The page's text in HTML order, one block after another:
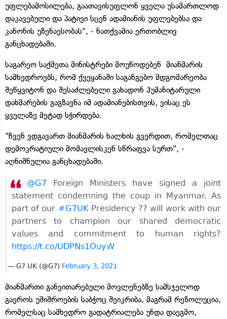
უფლებამოსილება, გაათავისუფლონ ყველა უსამართლოდ
დაკავებული და პატივი სცენ ადამიანის უფლებებსა და
კანონის უზენაესობას", - ნათქვამია ერთობლივ
განცხადებაში.
საგარეო საქმეთა მინისტრები მოუწოდებენ მიანმარის
სამხედროებს, რომ ქვეყანაში საგანგებო მდგომარეობა
შეწყვიტონ და შესაძლებელი გახადონ ჰუმანიტარული
დახმარების გაგზავნა იმ ადამიანებისთვის, ვისაც ეს
ყველაზე მეტად სჭირდება.
"ჩვენ ვდგავართ მიანმარის ხალხის გვერდით, რომელთაც
დემოკრატიული მომავლისკენ სწრაფვა სურთ", -
აღნიშნულია განცხადებაში.
@G7 Foreign Ministers have signed a joint
statement condemning the coup in Myanmar. As
part of our #G7UKPresidency ?? will work with our
partners to champion our shared democratic
values and commitment to human rights?
https://t.co/UDPNs1OuyW
— G7 UK (@G7) February 3, 2021
მიანმართი განვითარებული მოვლენებზე სამსჯელოდ
გაეროს უშიშროების საბჭოც შეიკრიბა, მაგრამ რეზოლუცია,
რომელსაც სამხედრო გადატრიალება უნდა დაეგმო,